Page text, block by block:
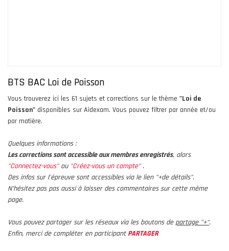
BTS BAC Loi de Poisson
Vous trouverez ici les 61 sujets et corrections sur le thème "Loi de
Poisson" disponibles sur Aidexam. Vous pouvez filtrer par année et/ou
par matière.
Quelques informations :
Les corrections sont accessible aux membres enregistrés, alors
"Connectez-vous" ou "Créez-vous un compte" .
Des infos sur l'épreuve sont accessibles via le lien "+de détails".
N’hésitez pas pas aussi à laisser des commentaires sur cette même
page.
Vous pouvez partager sur les réseaux via les boutons departage "+".
Enfin, merci de compléter en participant PARTAGER